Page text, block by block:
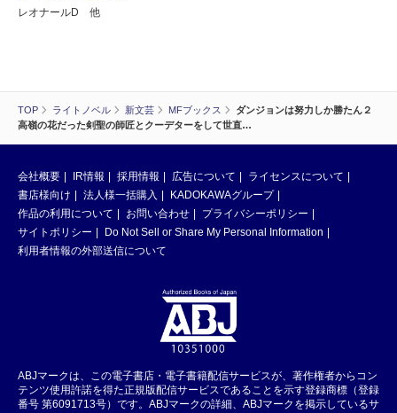
TOP ライトノベル 新文芸 MFブックス
ダンジョンは努力しか勝たん２
高嶺の花だった剣聖の師匠とクーデターをして世直…
レオナールD 他
会社概要 IR情報 採用情報 広告について
ライセンスについて
書店様向け
法人様一括購入
KADOKAWAグループ
作品の利用について
お問い合わせ
プライバシーポリシー
サイトポリシー
Do Not Sell or Share My Personal Information
利用者情報の外部送信について
ABJマークは、この電子書店・電子書籍配信サービスが、著作権者からコン
テンツ使用許諾を得た正規版配信サービスであることを示す登録商標（登録
番号 第6091713号）です。ABJマークの詳細、ABJマークを掲示しているサ